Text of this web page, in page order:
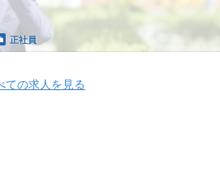
正社員
ての求人を見る